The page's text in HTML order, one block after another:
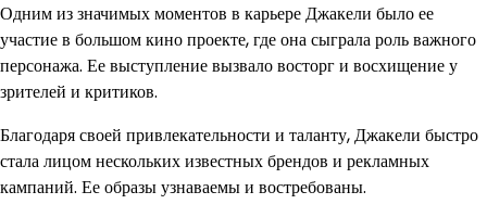
Одним из значимых моментов в карьере Джакели было ее
участие в большом кино проекте, где она сыграла роль важного
персонажа. Ее выступление вызвало восторг и восхищение у
зрителей и критиков.
Благодаря своей привлекательности и таланту, Джакели быстро
стала лицом нескольких известных брендов и рекламных
кампаний. Ее образы узнаваемы и востребованы.